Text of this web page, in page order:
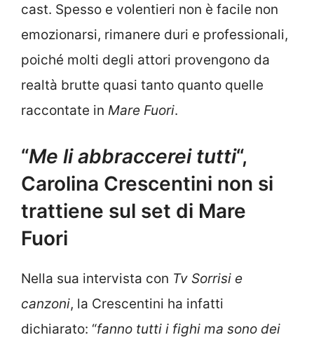
cast. Spesso e volentieri non è facile non
emozionarsi, rimanere duri e professionali,
poiché molti degli attori provengono da
realtà brutte quasi tanto quanto quelle
raccontate in Mare Fuori.
“Me li abbraccerei tutti“,
Carolina Crescentini non si
trattiene sul set di Mare
Fuori
Nella sua intervista con Tv Sorrisi e
canzoni, la Crescentini ha infatti
dichiarato: “fanno tutti i fighi ma sono dei